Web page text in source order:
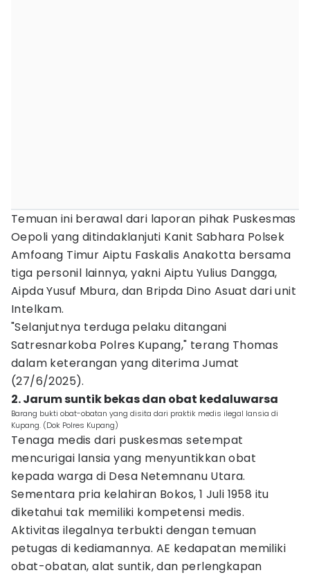
Temuan ini berawal dari laporan pihak Puskesmas
Oepoli yang ditindaklanjuti Kanit Sabhara Polsek
Amfoang Timur Aiptu Faskalis Anakotta bersama
tiga personil lainnya, yakni Aiptu Yulius Dangga,
Aipda Yusuf Mbura, dan Bripda Dino Asuat dari unit
Intelkam.
"Selanjutnya terduga pelaku ditangani
Satresnarkoba Polres Kupang," terang Thomas
dalam keterangan yang diterima Jumat
(27/6/2025).
2. Jarum suntik bekas dan obat kedaluwarsa
Barang bukti obat-obatan yang disita dari praktik medis ilegal lansia di
Kupang. (Dok Polres Kupang)
Tenaga medis dari puskesmas setempat
mencurigai lansia yang menyuntikkan obat
kepada warga di Desa Netemnanu Utara.
Sementara pria kelahiran Bokos, 1 Juli 1958 itu
diketahui tak memiliki kompetensi medis.
Aktivitas ilegalnya terbukti dengan temuan
petugas di kediamannya. AE kedapatan memiliki
obat-obatan, alat suntik, dan perlengkapan